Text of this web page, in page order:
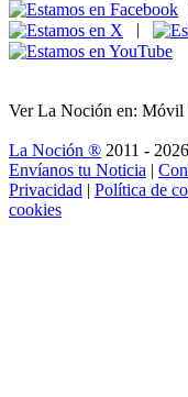
|
Ver La Noción en: Móvil
La Noción ® 2011 -
Envíanos tu Noticia |
Privacidad | Política de
cookies